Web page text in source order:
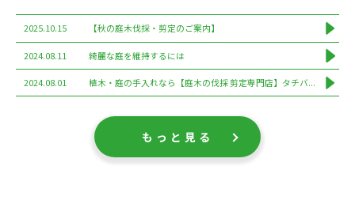
2025.10.15 【秋の庭木伐採・剪定のご案内】
2024.08.11 綺麗な庭を維持するには
2024.08.01 植木・庭の手入れなら【庭木の伐採 剪定専門店】タチバ...
もっと見る